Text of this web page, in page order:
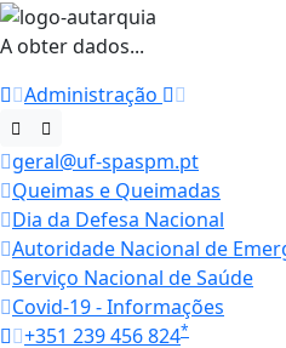
A obter dados...
Administração
geral@uf-spaspm.pt
Queimas e Queimadas
Dia da Defesa Nacional
Autoridade Nacional de
Serviço Nacional de Saúde
Covid-19 - Informações
+351 239 456 824*